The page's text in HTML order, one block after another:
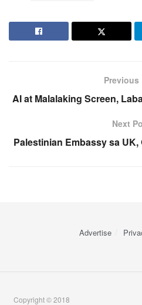
Previous
AI at Malalaking Screen,
Next
Palestinian Embassy sa
Advertise
Copyright © 2018